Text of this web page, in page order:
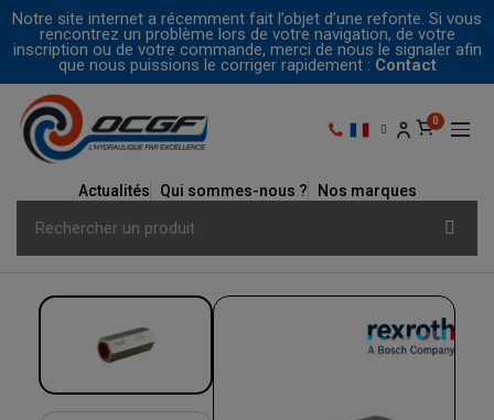
Notre site internet a récemment fait l’objet d’une refonte. Si vous
rencontrez un problème lors de votre navigation, de votre
inscription ou de votre commande, merci de nous le signaler afin
que nous puissions le corriger rapidement : Contact
Actualités Qui sommes-nous ? Nos marques